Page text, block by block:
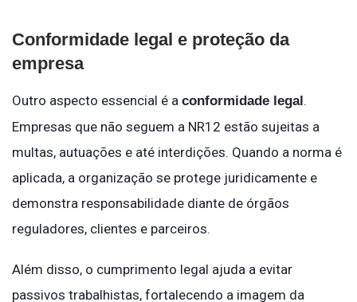
Conformidade legal e proteção da
empresa
Outro aspecto essencial é a conformidade legal.
Empresas que não seguem a NR12 estão sujeitas a
multas, autuações e até interdições. Quando a norma é
aplicada, a organização se protege juridicamente e
demonstra responsabilidade diante de órgãos
reguladores, clientes e parceiros.
Além disso, o cumprimento legal ajuda a evitar
passivos trabalhistas, fortalecendo a imagem da